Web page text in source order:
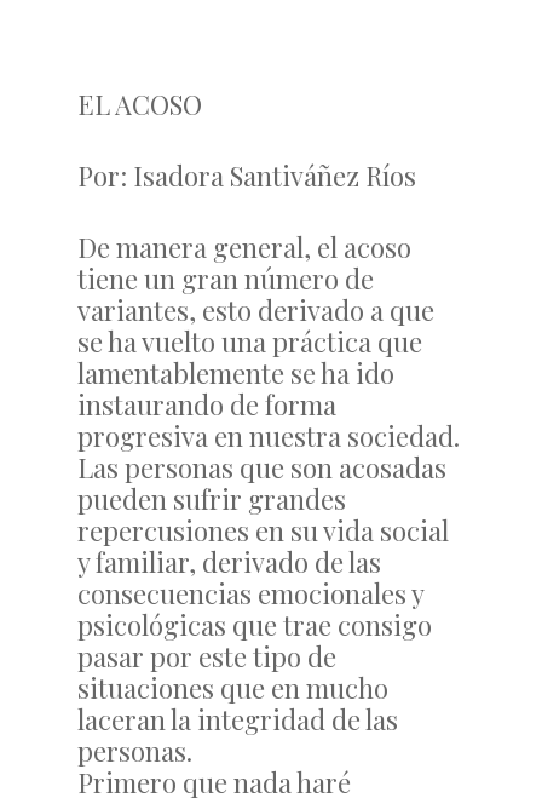
EL ACOSO
Por: Isadora Santiváñez Ríos
De manera general, el acoso
tiene un gran número de
variantes, esto derivado a que
se ha vuelto una práctica que
lamentablemente se ha ido
instaurando de forma
progresiva en nuestra sociedad.
Las personas que son acosadas
pueden sufrir grandes
repercusiones en su vida social
y familiar, derivado de las
consecuencias emocionales y
psicológicas que trae consigo
pasar por este tipo de
situaciones que en mucho
laceran la integridad de las
personas.
Primero que nada haré